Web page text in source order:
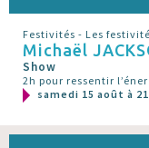
Festivités - Les
Michaël
Show
2h pour ressentir
samedi 15 août à